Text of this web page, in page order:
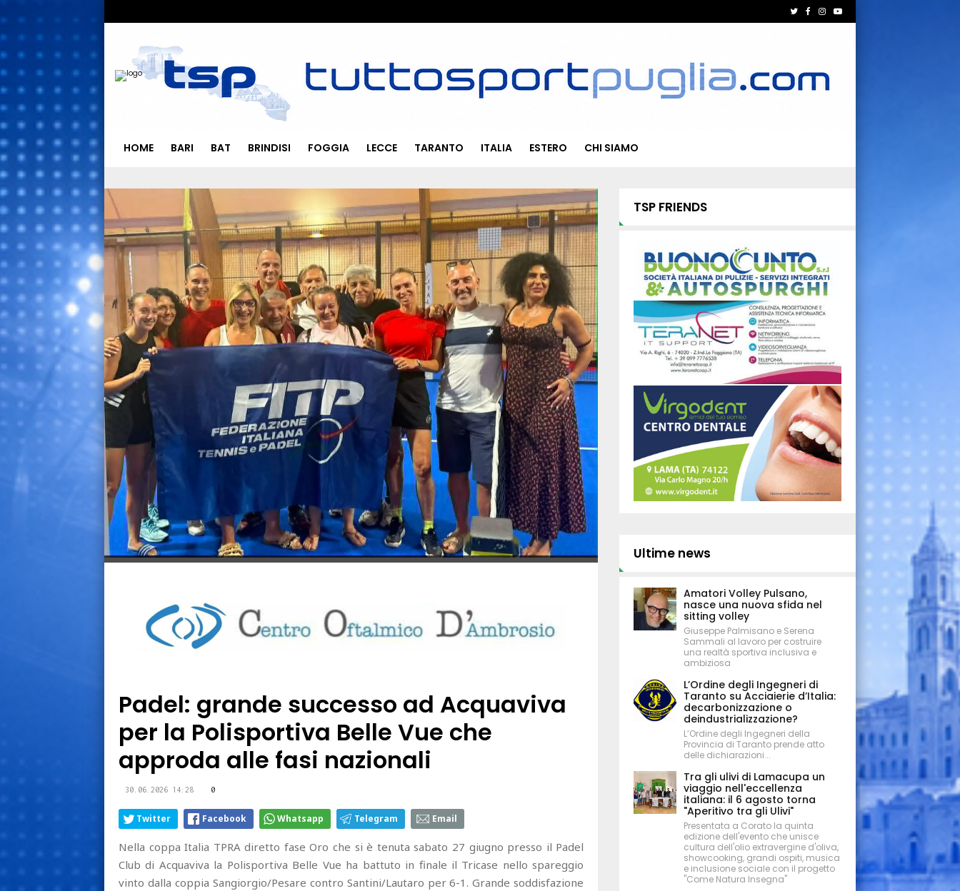
HOME BARI BAT BRINDISI FOGGIA LECCE TARANTO ITALIA ESTERO CHI SIAMO
Padel: grande successo ad Acquaviva
per la Polisportiva Belle Vue che
approda alle fasi nazionali
30.06.2026 14:28 0
Twitter Facebook Whatsapp Telegram Email
Nella coppa Italia TPRA diretto fase Oro che si è tenuta sabato 27 giugno presso il Padel
Club di Acquaviva la Polisportiva Belle Vue ha battuto in finale il Tricase nello spareggio
vinto dalla coppia Sangiorgio/Pesare contro Santini/Lautaro per 6-1. Grande soddisfazione
TSP FRIENDS
Ultime news
Amatori Volley Pulsano,
nasce una nuova sfida nel
sitting volley
Giuseppe Palmisano e Serena
Sammali al lavoro per costruire
una realtà sportiva inclusiva e
ambiziosa
L’Ordine degli Ingegneri di
Taranto su Acciaierie d’Italia:
decarbonizzazione o
deindustrializzazione?
L’Ordine degli Ingegneri della
Provincia di Taranto prende atto
delle dichiarazioni...
Tra gli ulivi di Lamacupa un
viaggio nell'eccellenza
italiana: il 6 agosto torna
"Aperitivo tra gli Ulivi"
Presentata a Corato la quinta
edizione dell'evento che unisce
cultura dell'olio extravergine d'oliva,
showcooking, grandi ospiti, musica
e inclusione sociale con il progetto
"Come Natura Insegna"